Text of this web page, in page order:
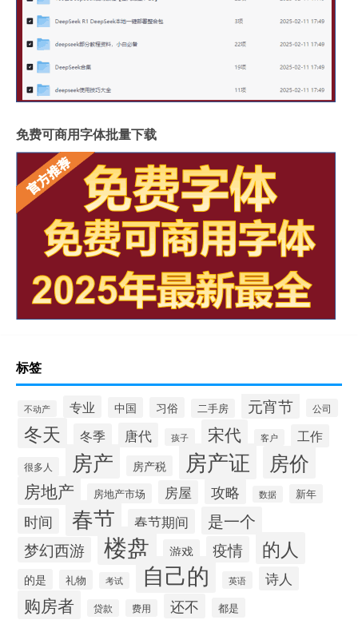
免费可商用字体批量下载
标签
不动产 专业 中国 习俗 二手房 元宵节 公司
冬天 冬季 唐代 孩子 宋代 客户 工作
很多人 房产 房产税 房产证 房价
房地产 房地产市场 房屋 攻略 数据 新年
时间 春节 春节期间 是一个
梦幻西游 楼盘 游戏 疫情 的人
的是 礼物 考试 自己的 英语 诗人
购房者 贷款 费用 还不 都是